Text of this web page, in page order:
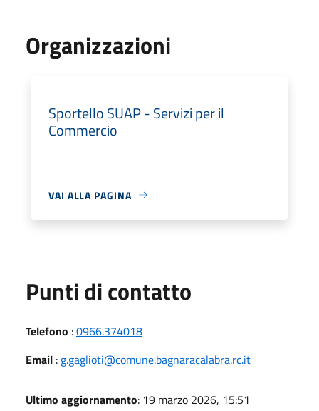
Organizzazioni
Sportello SUAP - Servizi per il
Commercio
VAI ALLA PAGINA
Punti di contatto
Telefono :0966.374018
Email : g.gaglioti@comune.bagnaracalabra.rc.it
Ultimo aggiornamento: 19 marzo 2026, 15:51